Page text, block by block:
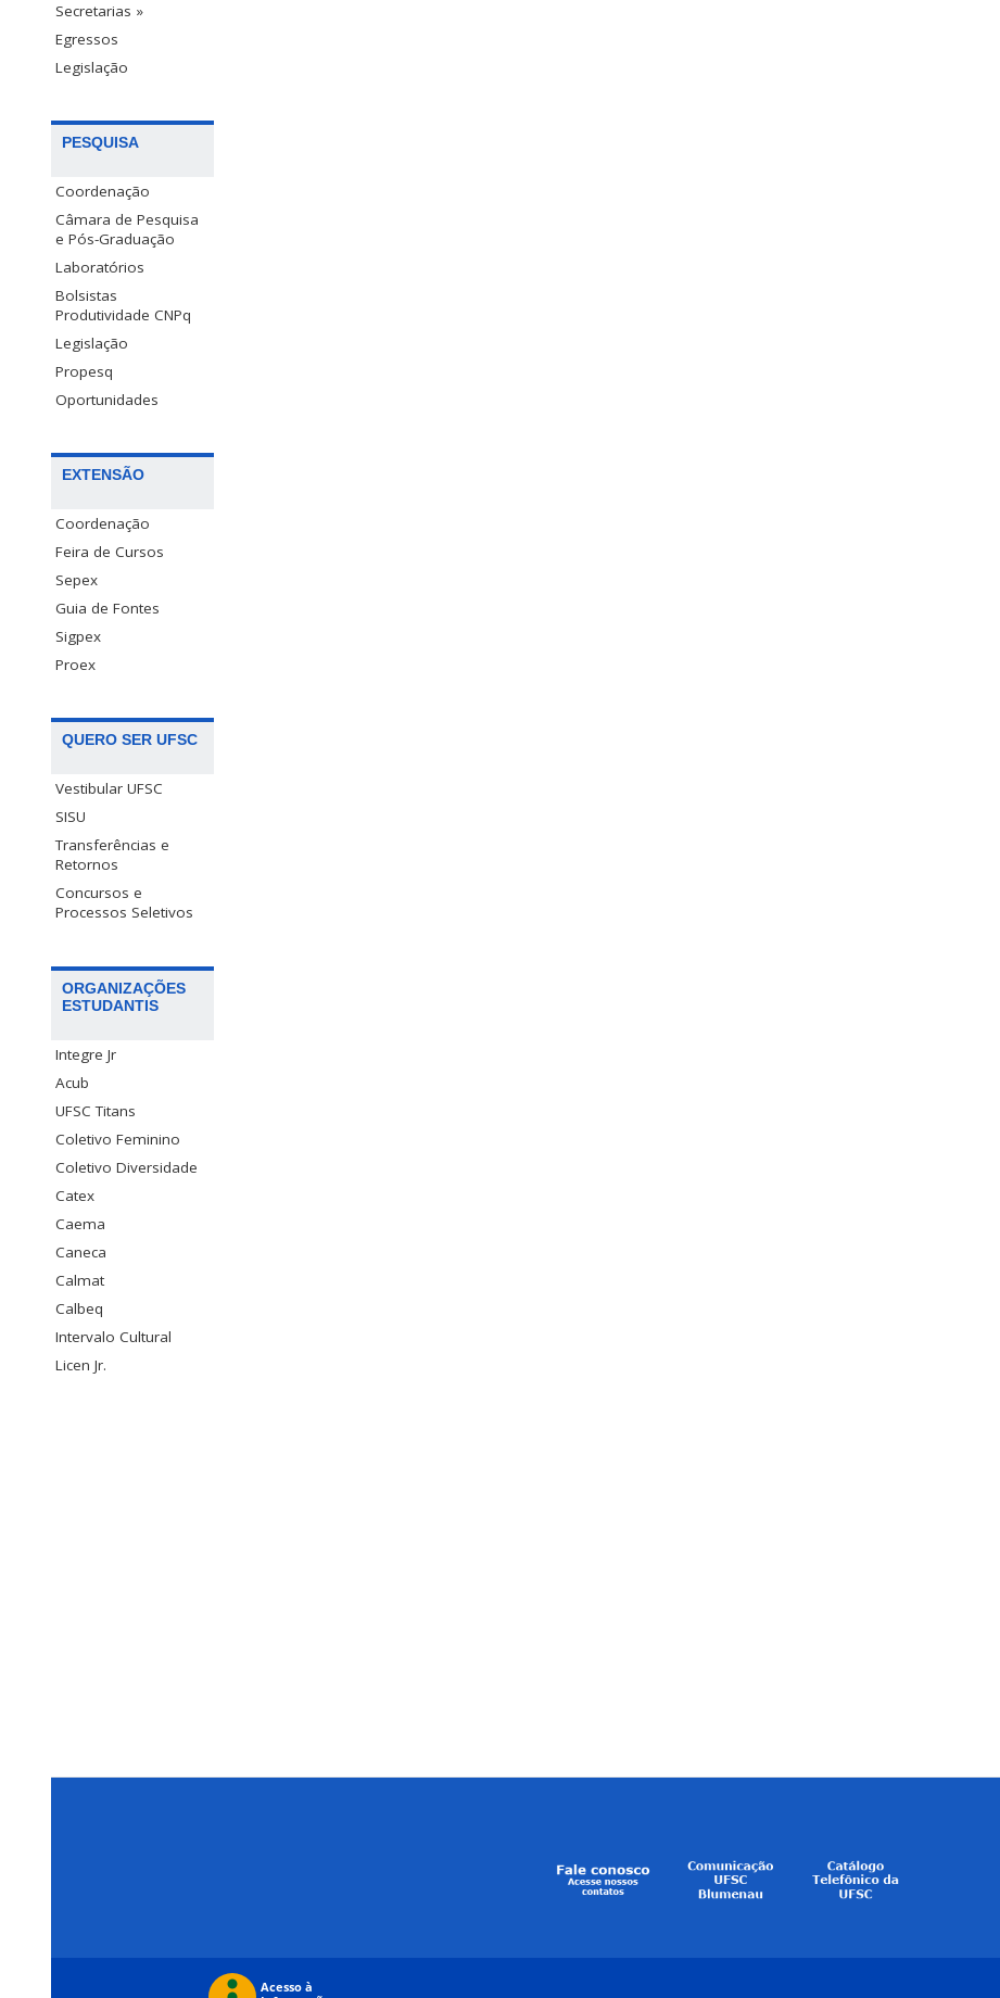
Secretarias »
Egressos
Legislação
PESQUISA
Coordenação
Câmara de Pesquisa
e Pós-Graduação
Laboratórios
Bolsistas
Produtividade CNPq
Legislação
Propesq
Oportunidades
EXTENSÃO
Coordenação
Feira de Cursos
Sepex
Guia de Fontes
Sigpex
Proex
QUERO SER UFSC
Vestibular UFSC
SISU
Transferências e
Retornos
Concursos e
Processos Seletivos
ORGANIZAÇÕES
ESTUDANTIS
Integre Jr
Acub
UFSC Titans
Coletivo Feminino
Coletivo Diversidade
Catex
Caema
Caneca
Calmat
Calbeq
Intervalo Cultural
Licen Jr.